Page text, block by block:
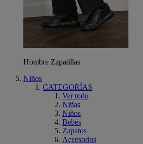
Hombre Zapatillas
Niños
CATEGORÍAS
Ver todo
Niñas
Niños
Bebés
Zapatos
Accesorios